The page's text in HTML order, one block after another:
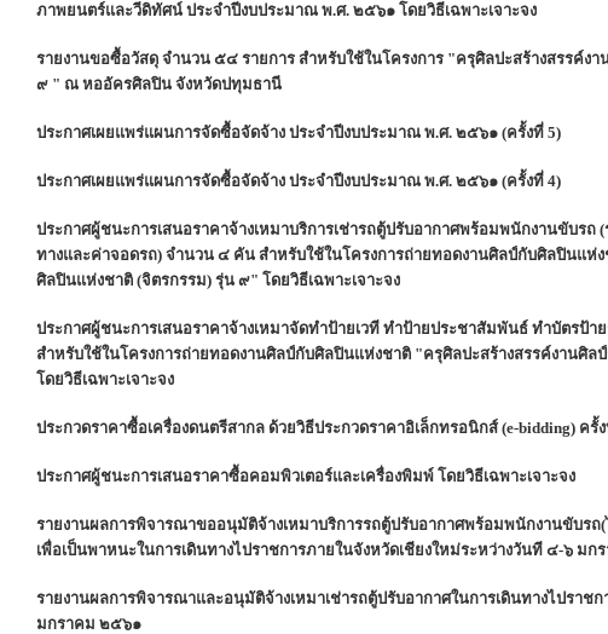
ภาพยนตร์และวีดิทัศน์ ประจำปีงบประมาณ พ.ศ. ๒๕๖๑ โดยวิธีเฉพาะเจาะจง
รายงานขอซื้อวัสดุ จำนวน ๕๔ รายการ สำหรับใช้ในโครงการ "ครุศิลปะสร้างสรรค์ง
๙ " ณ หออัครศิลปิน จังหวัดปทุมธานี
ประกาศเผยแพร่แผนการจัดซื้อจัดจ้าง ประจำปีงบประมาณ พ.ศ. ๒๕๖๑ (ครั้งที่ 5)
ประกาศเผยแพร่แผนการจัดซื้อจัดจ้าง ประจำปีงบประมาณ พ.ศ. ๒๕๖๑ (ครั้งที่ 4)
ประกาศผู้ชนะการเสนอราคาจ้างเหมาบริการเช่ารถตู้ปรับอากาศพร้อมพนักงานขับรถ
ทางและค่าจอดรถ) จำนวน ๔ คัน สำหรับใช้ในโครงการถ่ายทอดงานศิลป์กับศิลปินแห่
ศิลปินแห่งชาติ (จิตรกรรม) รุ่น ๙" โดยวิธีเฉพาะเจาะจง
ประกาศผู้ชนะการเสนอราคาจ้างเหมาจัดทำป้ายเวที ทำป้ายประชาสัมพันธ์ ทำบัตรป้
สำหรับใช้ในโครงการถ่ายทอดงานศิลป์กับศิลปินแห่งชาติ "ครุศิลปะสร้างสรรค์งานศิ
โดยวิธีเฉพาะเจาะจง
ประกวดราคาซื้อเครื่องดนตรีสากล ด้วยวิธีประกวดราคาอิเล็กทรอนิกส์ (e-bidding) ครั้
ประกาศผู้ชนะการเสนอราคาซื้อคอมพิวเตอร์และเครื่องพิมพ์ โดยวิธีเฉพาะเจาะจง
รายงานผลการพิจารณาขออนุมัติจ้างเหมาบริการรถตู้ปรับอากาศพร้อมพนักงานขับรถ
เพื่อเป็นพาหนะในการเดินทางไปราชการภายในจังหวัดเชียงใหม่ระหว่างวันที ๔-๖ มก
รายงานผลการพิจารณาและอนุมัติจ้างเหมาเช่ารถตู้ปรับอากาศในการเดินทางไปราช
มกราคม ๒๕๖๑